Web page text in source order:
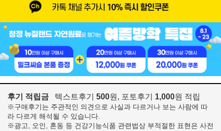
후기 적립금 텍스트후기 500원, 포토후기 1,000원 적립
※구매후기는 주관적인 의견으로 사실과 다르거나 보는 사람에 따
라 다르게 해석될 수 있습니다.
※광고, 오인, 혼동 등 건강기능식품 관련법상 부적절한 표현은 사전